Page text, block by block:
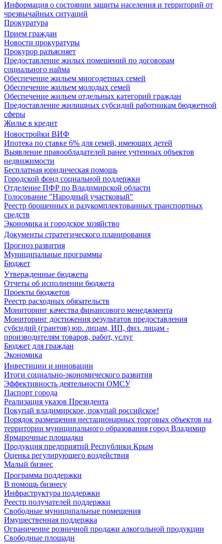
Информация о состоянии защиты населения и территорий от
чрезвычайных ситуаций
Прокуратура
Прием граждан
Новости прокуратуры
Прокурор разъясняет
Предоставление жилых помещений по договорам
социального найма
Обеспечение жильем многодетных семей
Обеспечение жильем молодых семей
Обеспечение жильем отдельных категорий граждан
Предоставление жилищных субсидий работникам бюджетной
сферы
Жилье в кредит
Новостройки ВИФ
Ипотека по ставке 6% для семей, имеющих детей
Выявление правообладателей ранее учтенных объектов
недвижимости
Бесплатная юридическая помощь
Городской фонд социальной поддержки
Отделение ПФР по Владимирской области
Голосование "Народный участковый"
Реестр брошенных и разукомплектованных транспортных
средств
Экономика и городское хозяйство
Документы стратегического планирования
Прогноз развития
Муниципальные программы
Бюджет
Утвержденные бюджеты
Отчеты об исполнении бюджета
Проекты бюджетов
Реестр расходных обязательств
Мониторинг качества финансового менеджмента
Мониторинг достижения результатов предоставления
субсидий (грантов) юр. лицам, ИП, физ. лицам -
производителям товаров, работ, услуг
Бюджет для граждан
Экономика
Инвестиции и инновации
Итоги социально-экономического развития
Эффективность деятельности ОМСУ
Паспорт города
Реализация указов Президента
Покупай владимирское, покупай российское!
Порядок размещения нестационарных торговых объектов на
территории муниципального образования город Владимир
Ярмарочные площадки
Продукция предприятий Республики Крым
Оценка регулирующего воздействия
Малый бизнес
Программа поддержки
В помощь бизнесу
Инфраструктура поддержки
Реестр получателей поддержки
Свободные муниципальные помещения
Имущественная поддержка
Ограничение розничной продажи алкогольной продукции
Свободные площади